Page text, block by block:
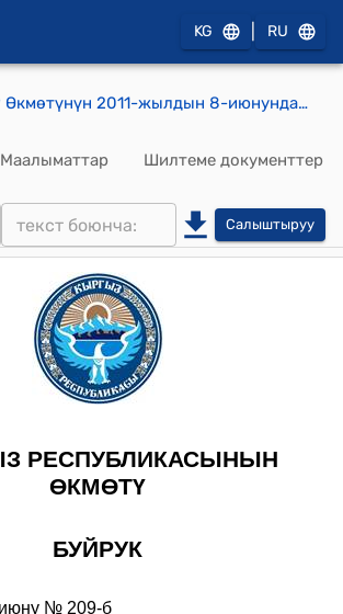
KG RU
КР Өкмөтүнүн 2011-жылдын 8-июнундагы № 209-б ("Кыргызстандын түштүгүндө электр берүү линияларын модернизациялоо" долбоорун ишке ашыруу боюнча Кыргыз Республикасынын Өкмөтү менен Кытай Эл Республикасынын Экспорттук-импорттук банкынын ортосундагы Карыз - жеңилдетилген кредит келишими жактыруу боюнча) буйругу
Маалыматтар Шилтеме документтер
Салыштыруу